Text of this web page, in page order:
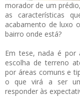
morador de um
as características
acabamento de luxo
bairro onde está?
Em tese, nada é por
escolha de terreno
por áreas comuns e
o que virá a ser
responder às